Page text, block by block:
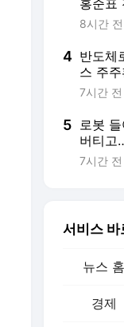
홍준표
뒤처진
8시간 전
4 반도체
스 주
7시간 전
5 로봇
버티고
용 65%
7시간 전
서비스 바
뉴스 홈
경제